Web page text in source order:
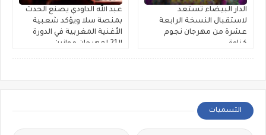
الدار البيضاء تستعد
لاستقبال النسخة الرابعة
عشرة من مهرجان نجوم
كناوة
عبد الله الداودي يصنع الحدث
بمنصة سلا ويؤكد شعبية
الأغنية المغربية في الدورة
الـ21 لمهرجان موازين
التسميات